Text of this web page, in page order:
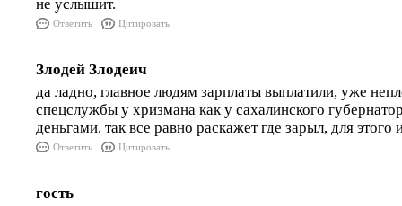
не услышит.
Ответить Цитировать
Злодей Злодеич
да ладно, главное людям зарплаты выплатили, уже
спецслужбы у хризмана как у сахалинского
деньгами. так все равно раскажет где зарыл, для этого
Ответить Цитировать
гость